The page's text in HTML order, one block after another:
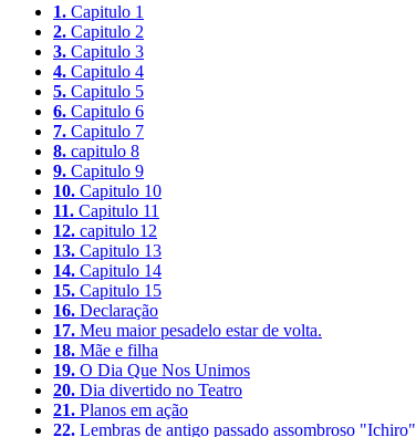
1. Capitulo 1
2. Capitulo 2
3. Capitulo 3
4. Capitulo 4
5. Capitulo 5
6. Capitulo 6
7. Capitulo 7
8. capitulo 8
9. Capitulo 9
10. Capitulo 10
11. Capitulo 11
12. capitulo 12
13. Capitulo 13
14. Capitulo 14
15. Capitulo 15
16. Declaração
17. Meu maior pesadelo estar de volta.
18. Mãe e filha
19. O Dia Que Nos Unimos
20. Dia divertido no Teatro
21. Planos em ação
22. Lembras de antigo passado assombroso "Ichiro"